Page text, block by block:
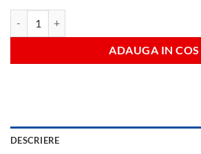
ADAUGA IN COS
DESCRIERE